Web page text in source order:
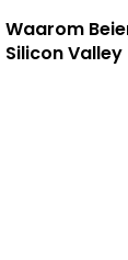
Waarom
Silicon Valley